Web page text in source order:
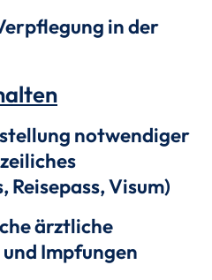
in der
notwendiger
Reisepass, Visum)
ärztliche
Impfungen